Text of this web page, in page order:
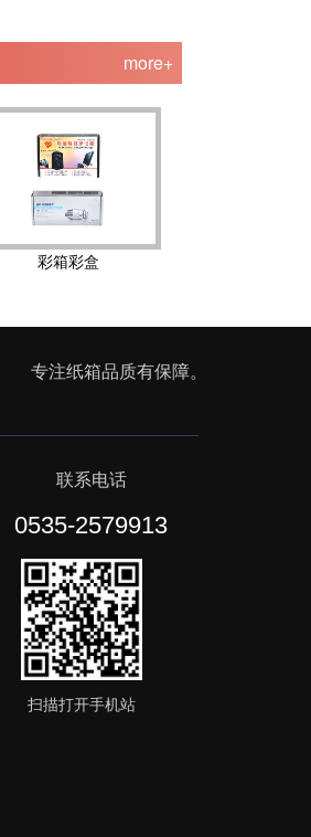
more+
彩箱彩盒
专注纸箱品质有保障。
联系电话
0535-2579913
扫描打开手机站